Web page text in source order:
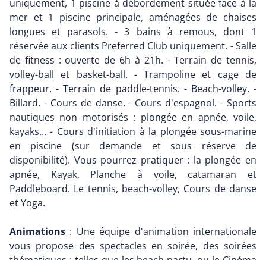
uniquement, 1 piscine à débordement située face à la
mer et 1 piscine principale, aménagées de chaises
longues et parasols. - 3 bains à remous, dont 1
réservée aux clients Preferred Club uniquement. - Salle
de fitness : ouverte de 6h à 21h. - Terrain de tennis,
volley-ball et basket-ball. - Trampoline et cage de
frappeur. - Terrain de paddle-tennis. - Beach-volley. -
Billard. - Cours de danse. - Cours d'espagnol. - Sports
nautiques non motorisés : plongée en apnée, voile,
kayaks... - Cours d'initiation à la plongée sous-marine
en piscine (sur demande et sous réserve de
disponibilité). Vous pourrez pratiquer : la plongée en
apnée, Kayak, Planche à voile, catamaran et
Paddleboard. Le tennis, beach-volley, Cours de danse
et Yoga.
Animations : Une équipe d'animation internationale
vous propose des spectacles en soirée, des soirées